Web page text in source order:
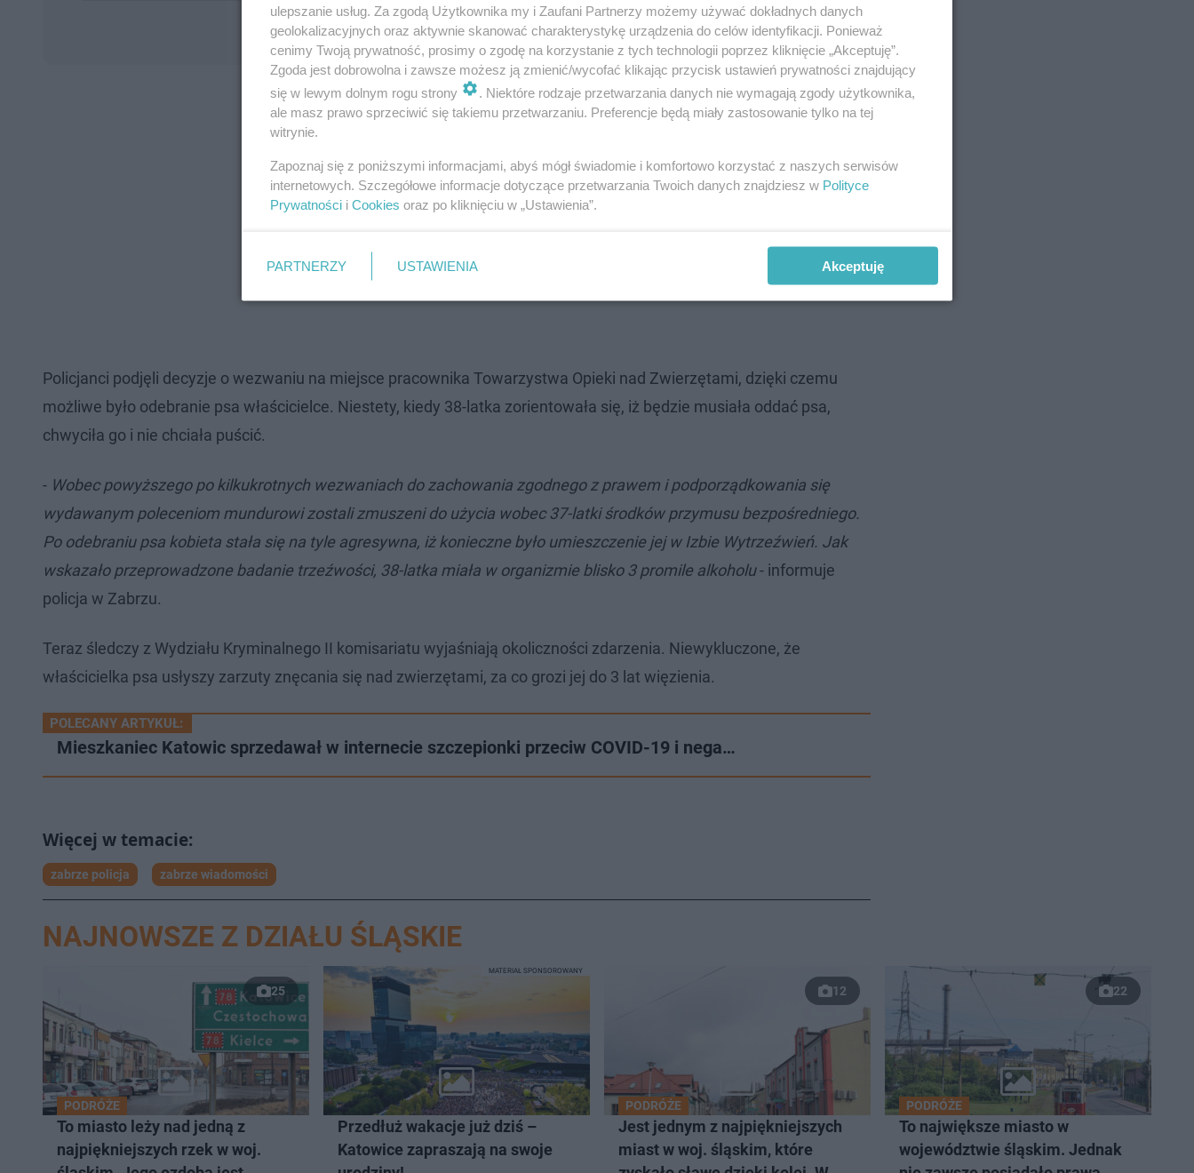
Policjanci podjęli decyzje o wezwaniu na miejsce pracownika Towarzystwa Opieki nad Zwierzętami, dzięki czemu
możliwe było odebranie psa właścicielce. Niestety, kiedy 38-latka zorientowała się, iż będzie musiała oddać psa,
chwyciła go i nie chciała puścić.
- Wobec powyższego po kilkukrotnych wezwaniach do zachowania zgodnego z prawem i podporządkowania się
wydawanym poleceniom mundurowi zostali zmuszeni do użycia wobec 37-latki środków przymusu bezpośredniego.
Po odebraniu psa kobieta stała się na tyle agresywna, iż konieczne było umieszczenie jej w Izbie Wytrzeźwień. Jak
wskazało przeprowadzone badanie trzeźwości, 38-latka miała w organizmie blisko 3 promile alkoholu- informuje
policja w Zabrzu.
Teraz śledczy z Wydziału Kryminalnego II komisariatu wyjaśniają okoliczności zdarzenia. Niewykluczone, że
właścicielka psa usłyszy zarzuty znęcania się nad zwierzętami, za co grozi jej do 3 lat więzienia.
POLECANY ARTYKUŁ:
Mieszkaniec Katowic sprzedawał w internecie szczepionki przeciw COVID-19 i nega…
zabrze policja zabrze wiadomości
NAJNOWSZE Z DZIAŁU ŚLĄSKIE
25
PODRÓŻE
To miasto leży nad jedną z
najpiękniejszych rzek w woj.
Przedłuż wakacje już dziś –
Katowice zapraszają na swoje
MATERIAŁ SPONSOROWANY
12
PODRÓŻE
Jest jednym z najpiękniejszych
miast w woj. śląskim, które
22
PODRÓŻE
To największe miasto w
województwie śląskim. Jednak
ulepszanie usług. Za zgodą Użytkownika my i Zaufani Partnerzy możemy używać dokładnych danych
geolokalizacyjnych oraz aktywnie skanować charakterystykę urządzenia do celów identyfikacji. Ponieważ
cenimy Twoją prywatność, prosimy o zgodę na korzystanie z tych technologii poprzez kliknięcie „Akceptuję”.
Zgoda jest dobrowolna i zawsze możesz ją zmienić/wycofać klikając przycisk ustawień prywatności znajdujący
się w lewym dolnym rogu strony
. Niektóre rodzaje przetwarzania danych nie wymagają zgody użytkownika,
ale masz prawo sprzeciwić się takiemu przetwarzaniu. Preferencje będą miały zastosowanie tylko na tej
witrynie.
Zapoznaj się z poniższymi informacjami, abyś mógł świadomie i komfortowo korzystać z naszych serwisów
internetowych. Szczegółowe informacje dotyczące przetwarzania Twoich danych znajdziesz w Polityce
Prywatności i Cookies oraz po kliknięciu w „Ustawienia”.
PARTNERZY USTAWIENIA Akceptuję